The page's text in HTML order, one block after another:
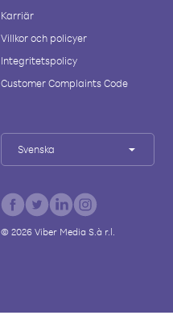
Karriär
Villkor och policyer
Integritetspolicy
Customer Complaints Code
Svenska
© 2026Viber Media S.à r.l.